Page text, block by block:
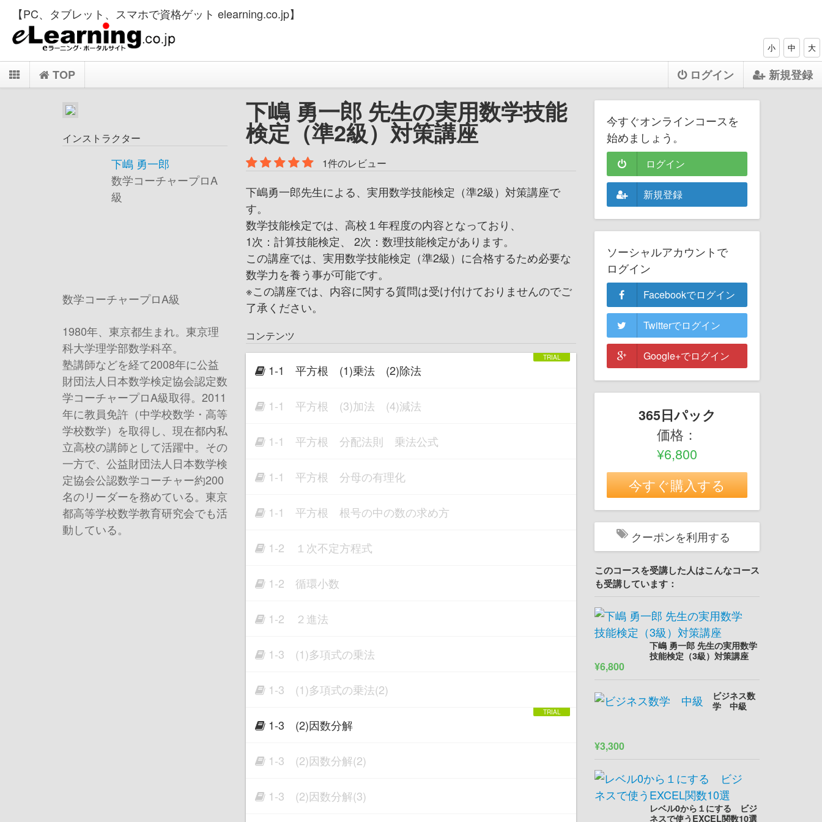
【PC、タブレット、スマホで資格ゲット elearning.co.jp】
小 中 大
TOP ログイン 新規登録
インストラクター
下嶋 勇一郎
数学コーチャープロA
級
数学コーチャープロA級
1980年、東京都生まれ。東京理
科大学理学部数学科卒。
塾講師などを経て2008年に公益
財団法人日本数学検定協会認定数
学コーチャープロA級取得。2011
年に教員免許（中学校数学・高等
学校数学）を取得し、現在都内私
立高校の講師として活躍中。その
一方で、公益財団法人日本数学検
定協会公認数学コーチャー約200
名のリーダーを務めている。東京
都高等学校数学教育研究会でも活
動している。
下嶋 勇一郎 先生の実用数学技能
検定（準2級）対策講座
1件のレビュー
下嶋勇一郎先生による、実用数学技能検定（準2級）対策講座で
す。
数学技能検定では、高校１年程度の内容となっており、
1次：計算技能検定、 2次：数理技能検定があります。
この講座では、実用数学技能検定（準2級）に合格するため必要な
数学力を養う事が可能です。
※この講座では、内容に関する質問は受け付けておりませんのでご
了承ください。
コンテンツ
1-1 平方根 (1)乗法 (2)除法
1-1 平方根 (3)加法 (4)減法
1-1 平方根 分配法則 乗法公式
1-1 平方根 分母の有理化
1-1 平方根 根号の中の数の求め方
1-2 １次不定方程式
1-2 循環小数
1-2 ２進法
1-3 (1)多項式の乗法
1-3 (1)多項式の乗法(2)
1-3 (2)因数分解
1-3 (2)因数分解(2)
1-3 (2)因数分解(3)
今すぐオンラインコースを
始めましょう。
ログイン
新規登録
ソーシャルアカウントで
ログイン
Facebookでログイン
Twitterでログイン
Google+でログイン
365日パック
価格：
¥6,800
今すぐ購入する
クーポンを利用する
このコースを受講した人はこんなコース
も受講しています：
下嶋 勇一郎 先生の実用数学
技能検定（3級）対策講座
¥6,800
ビジネス数
学 中級
¥3,300
レベル0から１にする ビジ
ネスで使うEXCEL関数10選